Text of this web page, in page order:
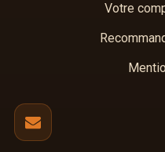
Votre